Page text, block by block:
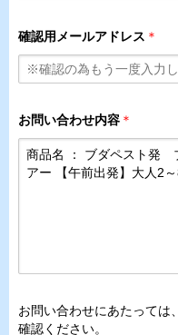
確認用メールアドレス ＊
お問い合わせ内容 ＊
お問い合わせにあたっては
確認ください。